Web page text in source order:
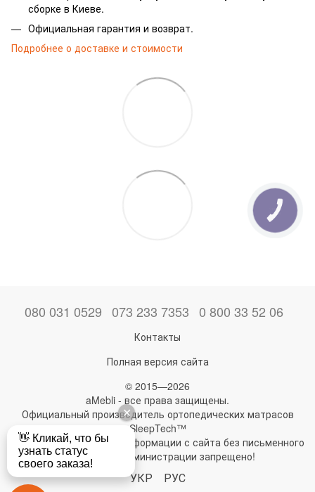
сборке в Киеве.
Официальная гарантия и возврат.
Подробнее о доставке и стоимости
080 031 0529 073 233 7353 0 800 33 52 06
Контакты
Полная версия сайта
© 2015—2026
aMebli - все права защищены.
Официальный производитель ортопедических матрасов
SleepTech™
Любое использование информации с сайта без письменного
разрешения администрации запрещено!
УКР РУС
КНОПКА
ЗВ'ЯЗКУ